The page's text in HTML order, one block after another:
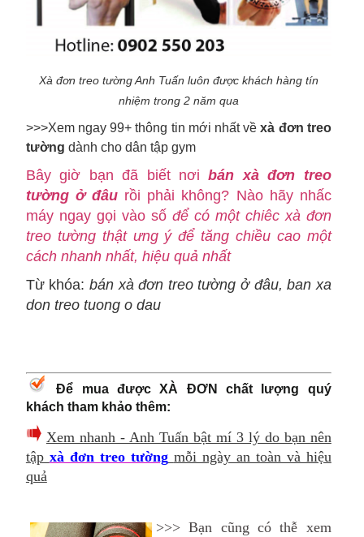
Xà đơn treo tường Anh Tuấn luôn được khách hàng tín
nhiệm trong 2 năm qua
>>>Xem ngay 99+ thông tin mới nhất vềxà đơn treo
tường dành cho dân tập gym
Bây giờ bạn đã biết nơibán xà đơn treo
tường ở đâu rồi phải không? Nào hãy nhấc
máy ngay gọi vào số để có một chiêc xà đơn
treo tường thật ưng ý để tăng chiều cao một
cách nhanh nhất, hiệu quả nhất
Từ khóa:bán xà đơn treo tường ở đâu, ban xa
don treo tuong o dau
Để mua được XÀ ĐƠN chất lượng quý
khách tham khảo thêm:
Xem nhanh - Anh Tuấn bật mí 3 lý do bạn nên
tập xà đơn treo tường mỗi ngày an toàn và hiệu
quả
>>> Bạn cũng có thễ xem